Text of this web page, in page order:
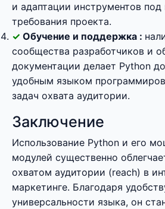
и адаптации инструментов
требования проекта.
Обучение и поддержка :
сообщества разработчиков и
документации делает Python
удобным языком
задач охвата аудитории.
Заключение
Использование Python и его
модулей существенно
охватом аудитории (reach) в
маркетинге. Благодаря
универсальности языка, он